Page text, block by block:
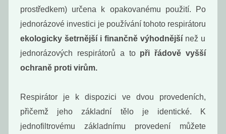
Pomeranč &
eukalyptus
tree &
lemongras
prostředkem) určena k opakovanému použití. Po
jednorázové investici je používání tohoto respirátoru
ekologicky šetrnější i finančně výhodnější než u
jednorázových respirátorů a topři řádově vyšší
ochraně proti virům.
Respirátor je k dispozici ve dvou provedeních,
přičemž jeho základní tělo je identické. K
jednofiltrovému základnímu provedení můžete